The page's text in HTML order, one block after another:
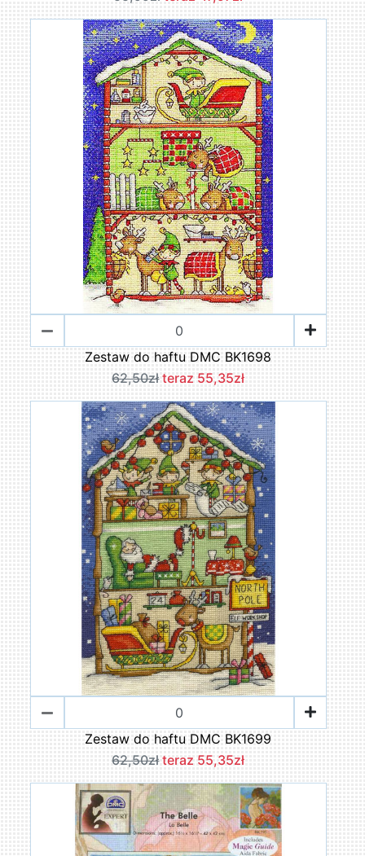
Zestaw do haftu DMC BK1698
62,50zł teraz 55,35zł
Zestaw do haftu DMC BK1699
62,50zł teraz 55,35zł